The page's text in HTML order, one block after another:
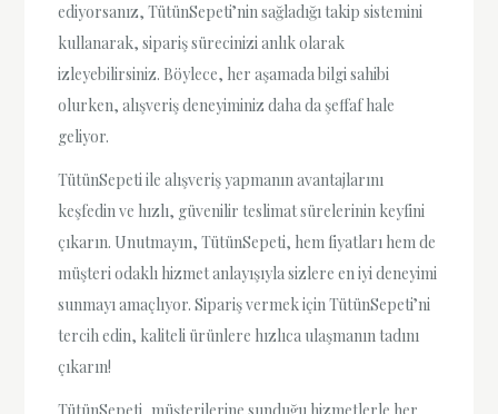
ediyorsanız, TütünSepeti’nin sağladığı takip sistemini
kullanarak, sipariş sürecinizi anlık olarak
izleyebilirsiniz. Böylece, her aşamada bilgi sahibi
olurken, alışveriş deneyiminiz daha da şeffaf hale
geliyor.
TütünSepeti ile alışveriş yapmanın avantajlarını
keşfedin ve hızlı, güvenilir teslimat sürelerinin keyfini
çıkarın. Unutmayın, TütünSepeti, hem fiyatları hem de
müşteri odaklı hizmet anlayışıyla sizlere en iyi deneyimi
sunmayı amaçlıyor. Sipariş vermek için TütünSepeti’ni
tercih edin, kaliteli ürünlere hızlıca ulaşmanın tadını
çıkarın!